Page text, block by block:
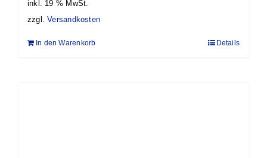
inkl. 19 % MwSt.
zzgl.Versandkosten
In den Warenkorb Details